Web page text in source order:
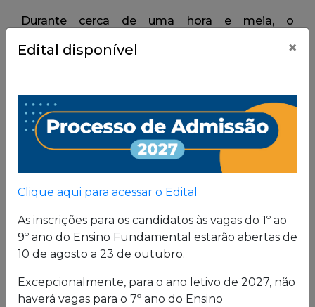
Edital disponível ×
Clique aqui para acessar o Edital
As inscrições para os candidatos às vagas do 1º ao
9º ano do Ensino Fundamental estarão abertas de
10 de agosto a 23 de outubro.
Excepcionalmente, para o ano letivo de 2027, não
haverá vagas para o 7º ano do Ensino